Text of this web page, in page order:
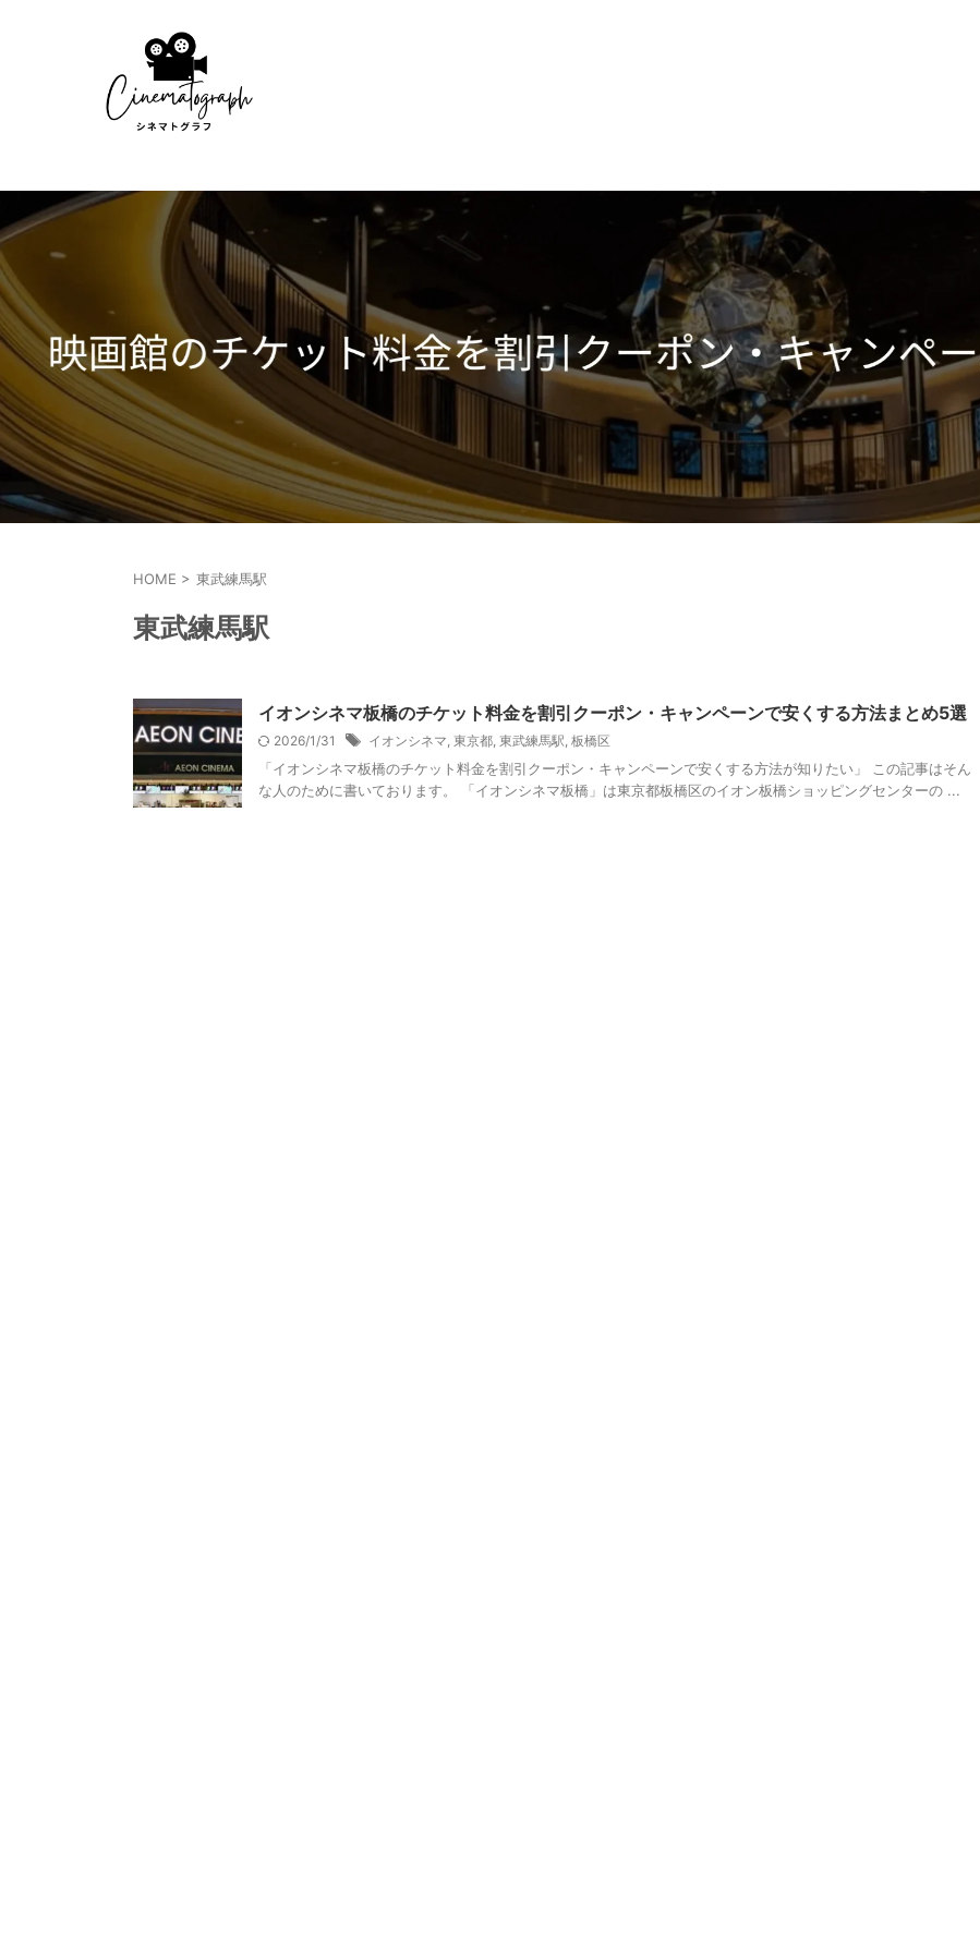
HOME > 東武練馬駅
東武練馬駅
イオンシネマ板橋のチケット料金を割引クーポン・キャンペーンで安くする方法まとめ5選
2026/1/31 イオンシネマ 東京都 東武練馬駅 板橋区
「イオンシネマ板橋のチケット料金を割引クーポン・キャンペーンで安くする方法が知りたい」 この記事はそん
な人のために書いております。 「イオンシネマ板橋」は東京都板橋区のイオン板橋ショッピングセンターの ...